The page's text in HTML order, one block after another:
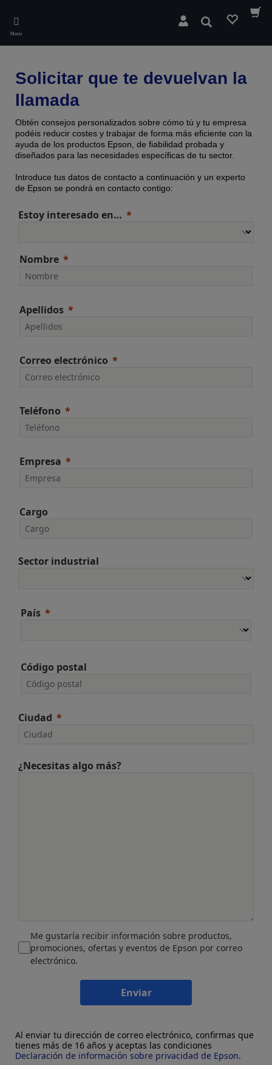
main
content
Menú
Buscar
Solicitar que te devuelvan la
llamada
Obtén consejos personalizados sobre cómo tú y tu empresa
podéis reducir costes y trabajar de forma más eficiente con la
ayuda de los productos Epson, de fiabilidad probada y
diseñados para las necesidades específicas de tu sector.
Introduce tus datos de contacto a continuación y un experto
de Epson se pondrá en contacto contigo:
Estoy interesado en…
Nombre
Apellidos
Correo electrónico
Teléfono
Empresa
Cargo
Sector industrial
País
Código postal
Ciudad
¿Necesitas algo más?
Me gustaría recibir información sobre productos,
promociones, ofertas y eventos de Epson por correo
electrónico.
Enviar
Al enviar tu dirección de correo electrónico, confirmas que
tienes más de 16 años y aceptas las condiciones
Declaración de información sobre privacidad de Epson.